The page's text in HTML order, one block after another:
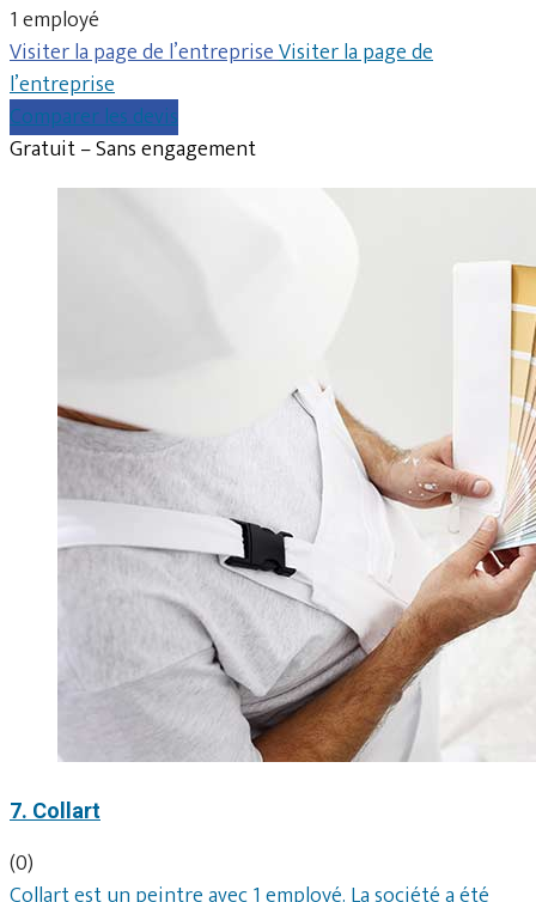
1 employé
Visiter la page de l’entrepriseVisiter la page de
l’entreprise
Comparer les devis
Gratuit – Sans engagement
7. Collart
(0)